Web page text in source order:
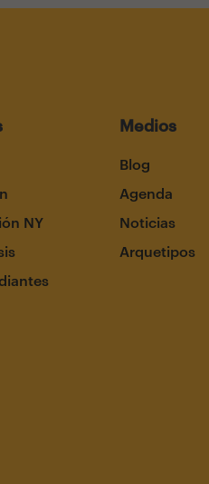
NY
Medios
Blog
Agenda
Noticias
Arquetipos